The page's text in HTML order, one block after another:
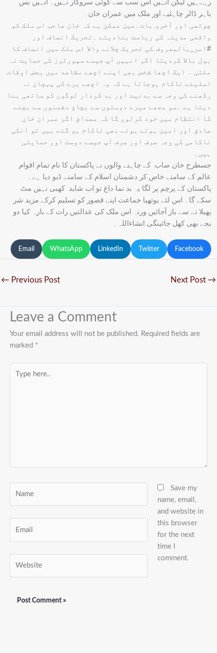
رہےہیں لیکن انہیں اس سب سے کوئی سروکار نہیں۔ انہیں بس
باہر ڈالر چاہئیے اور ملک میں عمران خان۔
چوتھی اور آخری بات۔عین ممکن ہے کہ خان صاحب اس ملک کو
واقعی مدینہ کی ریاست بنادیتے ۔تحریک انصاف اور
#امر_بالمعروف کی تحریک چلانے والا اس ملک میں انصاف کا
بول بالا کردیتا اگر انہیں آپ جیسے سپورٹرز کی حمایت نہ
ملتی ۔ ایک اچھا شخص بھی اپنے اچھے مقاصد میں بعض اوقات
اسلیئے ناکام ہوجاتا ہے کہ وہ اچھے برے کی پہچان نہ
رکھنے کی وجہ سے بدنیت اور بد کردار لوگوں کو ساتھی بنا
دیتا ہے ۔سو مجھے میرے دوستوں سے بچاؤ دشمنوں سے بچنے
کا انتظام میں خود کرلوں گا کہ مصداق اگر عمران خان
صادق اور امین ہوتے ہوئے بھی ناکام ہو گئے ہیں تو انکی
ناکامی کی وجہ صرف اور صرف آپ جیسے دوست اور حمایتی
ہیں۔
جسطرح خان صاب کے چاہنے والوں نے پاکستان کا نام تمام اقوام
عالم کے سامنے خاص کر دشمنان اسلام کے سامنے ڈبو دیا ہے۔
پاکستان کے پرچم پر لگا یہ بد نما داغ تو اب شاید کھبی نہیں مٹ
سکے گا۔ اس لئے یوتھیا جماعت اپنے قصور کو تسلیم کرکے مزید شر
پھیلا نے سے باز آجائیں ورنہ اس ملک کی عدالتیں رات کے بارہ کیا دو
بجے بھی کھل جائینگی انشاءاللہ۔
Facebook
Twitter
LinkedIn
WhatsApp
Email
← Previous Post Next Post →
Leave a Comment
Your email address will not be published. Required fields are
marked *
here..
Save my
name, email,
and website in
this browser
for the next
time I
comment.